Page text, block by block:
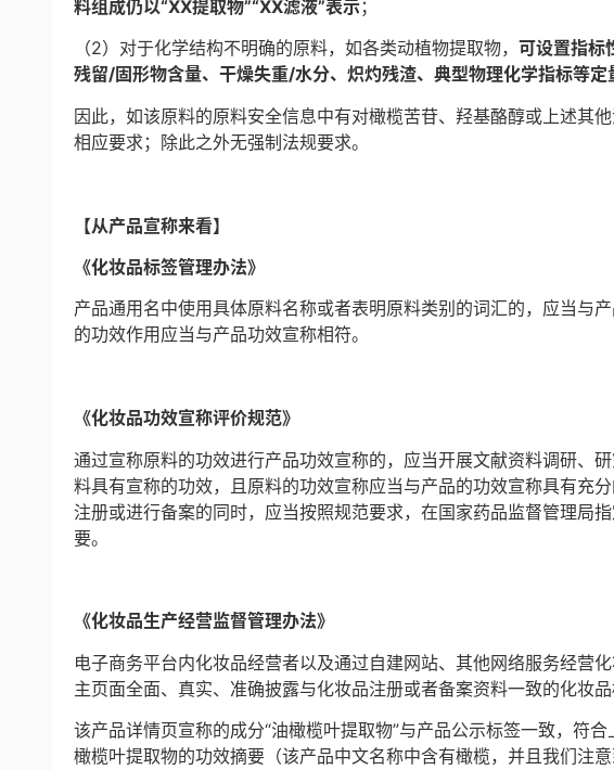
料组成仍以“XX提取物”“XX滤液”表示；
（2）对于化学结构不明确的原料，如各类动植物提取物， 可设置指标
残留/固形物含量、干燥失重/水分、炽灼残渣、典型物理化学指标等定
因此，如该原料的原料安全信息中有对橄榄苦苷、羟基酪醇或上述其
相应要求；除此之外无强制法规要求。
【从产品宣称来看】
《化妆品标签管理办法》
产品通用名中使用具体原料名称或者表明原料类别的词汇的，应当与
的功效作用应当与产品功效宣称相符。
《化妆品功效宣称评价规范》
通过宣称原料的功效进行产品功效宣称的，应当开展文献资料调研、
料具有宣称的功效，且原料的功效宣称应当与产品的功效宣称具有充
注册或进行备案的同时，应当按照规范要求，在国家药品监督管理局
要。
《化妆品生产经营监督管理办法》
电子商务平台内化妆品经营者以及通过自建网站、其他网络服务经营
主页面全面、真实、准确披露与化妆品注册或者备案资料一致的化妆品
该产品详情页宣称的成分“油橄榄叶提取物”与产品公示标签一致，符
橄榄叶提取物的功效摘要（该产品中文名称中含有橄榄，并且我们注